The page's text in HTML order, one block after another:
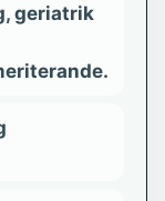
geriatrik